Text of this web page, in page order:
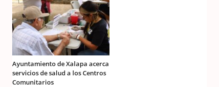
Ayuntamiento de Xalapa acerca
servicios de salud a los Centros
Comunitarios